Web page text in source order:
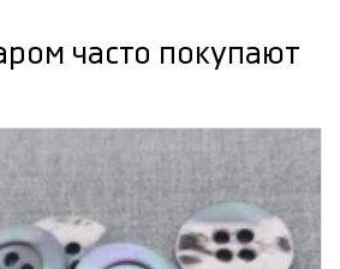
часто покупают